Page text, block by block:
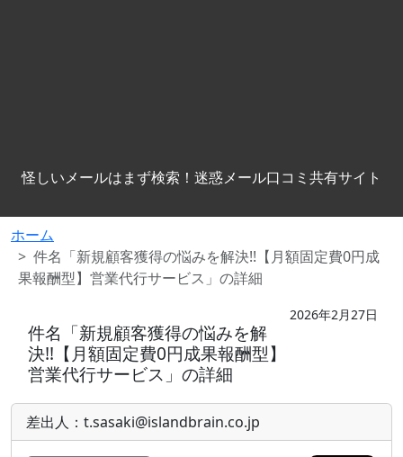
怪しいメールはまず検索！迷惑メール口コミ共有サイト
ホーム
件名「新規顧客獲得の悩みを解決!!【月額固定費0円成
果報酬型】営業代行サービス」の詳細
件名「新規顧客獲得の悩みを解
決!!【月額固定費0円成果報酬型】
営業代行サービス」の詳細
2026年2月27日
差出人：t.sasaki@islandbrain.co.jp